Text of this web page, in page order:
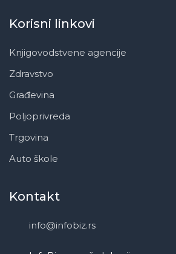
Korisni linkovi
Knjigovodstvene agencije
Zdravstvo
Građevina
Poljoprivreda
Trgovina
Auto škole
Kontakt
info@infobiz.rs